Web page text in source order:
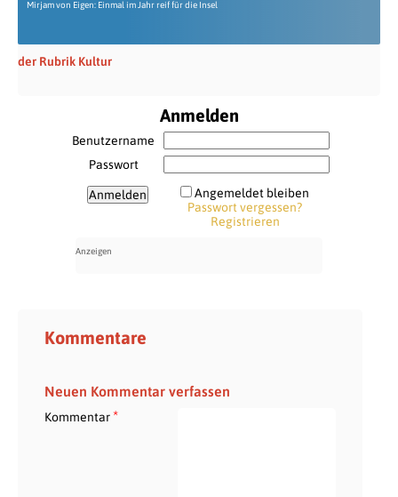
Mirjam von Eigen: Einmal im Jahr reif für die Insel
der Rubrik Kultur
Anmelden
Benutzername
Passwort
Angemeldet bleiben
Passwort vergessen?
Registrieren
Kommentare
Neuen Kommentar verfassen
Kommentar*